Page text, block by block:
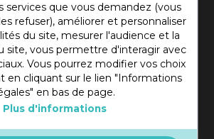
services que vous demandez (vous
refuser), améliorer et personnaliser
du site, mesurer l'audience et la
site, vous permettre d'interagir avec
Vous pourrez modifier vos choix
en cliquant sur le lien "Informations
en bas de page.
Plus d'informations
Shim, Rbat Monastir 5000 Tunisie
+216 97 50 60 54